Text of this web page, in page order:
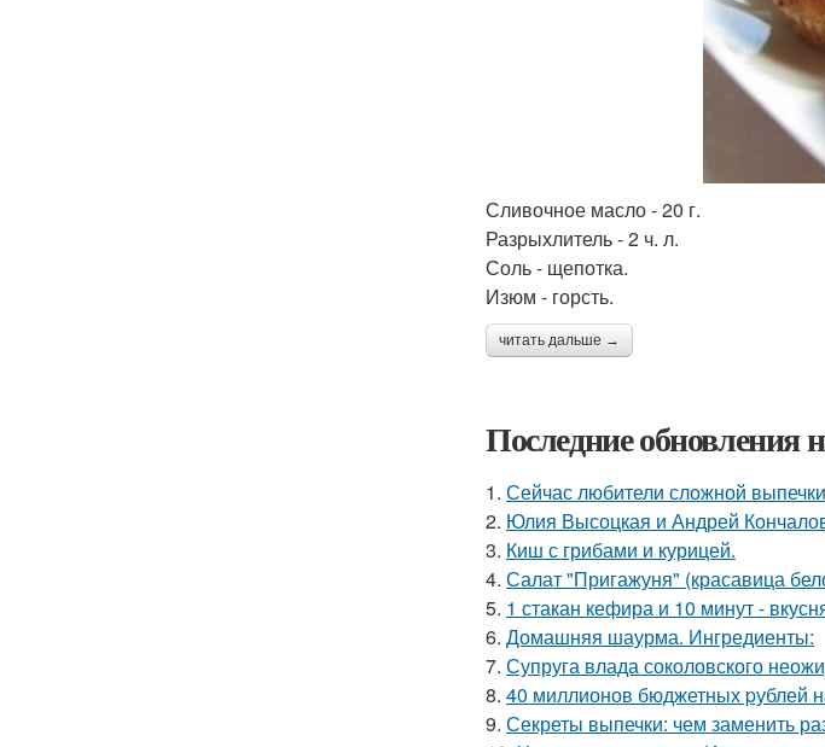
Сливочное масло - 20 г.
Разрыхлитель - 2 ч. л.
Соль - щепотка.
Изюм - горсть.
читать дальше →
Последние обновления
1. Сейчас любители сложной
2. Юлия Высоцкая и Андрей
3. Киш с грибами и курицей.
4. Салат "Пригажуня" (красавица
5. 1 стакан кефира и 10 минут -
6. Домашняя шаурма. Ингредиенты:
7. Супруга влада соколовского
8. 40 миллионов бюджетных pублей
9. Секреты выпечки: чем заменить